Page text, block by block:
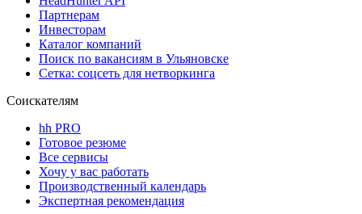
Партнерам
Инвесторам
Каталог компаний
Поиск по вакансиям в Ульяновске
Сетка: соцсеть для нетворкинга
Соискателям
hh PRO
Готовое резюме
Все сервисы
Хочу у вас работать
Производственный календарь
Экспертная рекомендация